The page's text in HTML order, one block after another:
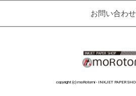
お問い合わせ
copyright (c) moRotomi - INKJET PAPER